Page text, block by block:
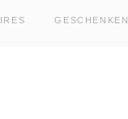
GESCHENKEN